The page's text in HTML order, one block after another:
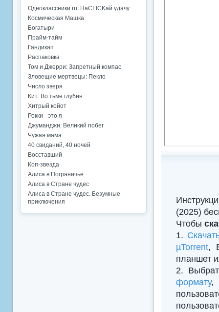
(2025)
Чтобы
1.
µTorrent,
планшет
2.
формату,
Одноклассники.ru: НаCLICKай удачу
Космическая Машка
Богатыри
Прайм-тайм
Гандикап
Распаковка
Том и Джерри: Запретный компас
Зловещие мертвецы: Пекло
Число зверя
Кит: Во тьме глубин
Хитрый койот
Рокки - это я
Джуманджи: Великий побег
Чужая мама
40 свиданий, 40 ночей
Восставший
Коп-звезда
Алиса в Пограничье
Алиса в Стране чудес
Алиса в Стране чудес. Безумные
приключения